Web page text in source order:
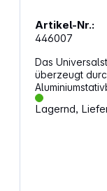
Artikel-Nr.:
446007
Das
überzeugt
zuverlässige
kompakten 3-
Lagernd,